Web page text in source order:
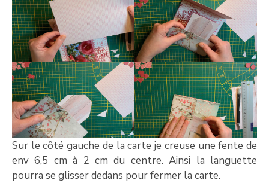
Sur le côté gauche de la carte je creuse une fente de
env 6,5 cm à 2 cm du centre. Ainsi la languette
pourra se glisser dedans pour fermer la carte.